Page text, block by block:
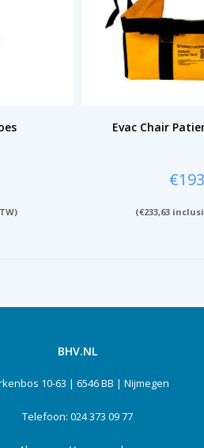
Evac Chair
€
(€233,63
BHV.NL
10-63 | 6546 BB | Nijmegen
Telefoon: 024 373 09 77